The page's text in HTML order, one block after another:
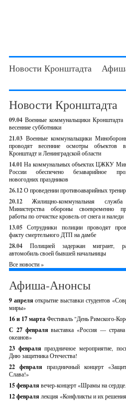
Новости Кронштадта
Новости Кронштадта
09.04 Военные коммунальщики Кронштадта
весенние субботники
21.03 Военные коммунальщики
проводят весенние осмотры объектов
Кронштадт и Ленинградской области
14.01 На коммунальных объектах ЦЖКУ
России обеспечено безаварийное
новогодних праздников
26.12О проведении противоаварийных
20.12
Жилищно-коммунальная
Министерства обороны своевременно
работы по отчистке кровель от снега и наледи
13.05 Сотрудники полиции проводят
факту смертельного ДТП на дамбе
28.04
Полицией задержан мигрант,
автомобиль своей бывшей начальницы
Все новости »
Афиша-Анонсы
9 апреляоткрытие выставки студентов
миры»
16 и 17 мартаФестиваль "День Римского-
С 27 февралявыставка «Россия —
океанов»
23 февраляпраздничное мероприятие,
Дню защитника Отечества!
22 февраля праздничный концерт
Слава!»
15 февраля вечер-концерт «Шрамы на
12 февраля лекция «Конфликты и их